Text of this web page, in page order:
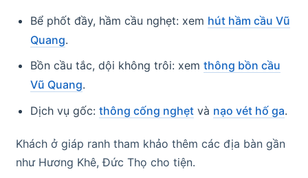
Bể phốt đầy, hầm cầu nghẹt: xem hút hầm cầu Vũ
Quang.
Bồn cầu tắc, dội không trôi: xem thông bồn cầu
Vũ Quang.
Dịch vụ gốc: thông cống nghẹtvà nạo vét hố ga.
Khách ở giáp ranh tham khảo thêm các địa bàn gần
như Hương Khê, Đức Thọ cho tiện.